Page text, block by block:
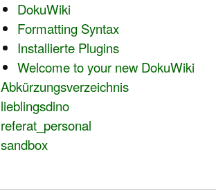
DokuWiki
Formatting Syntax
Installierte Plugins
Welcome to your new DokuWiki
Abkürzungsverzeichnis
lieblingsdino
referat_personal
sandbox